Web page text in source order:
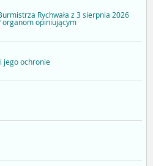
Rychwała z 3 sierpnia 2026
organom opiniującym
jego ochronie